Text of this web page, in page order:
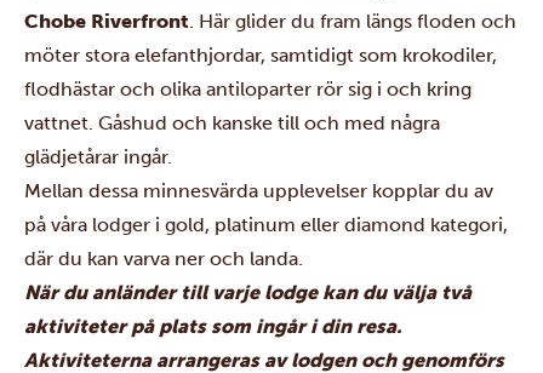
Chobe Riverfront . Här glider du fram längs floden och
möter stora elefanthjordar, samtidigt som krokodiler,
flodhästar och olika antiloparter rör sig i och kring
vattnet. Gåshud och kanske till och med några
glädjetårar ingår.
Mellan dessa minnesvärda upplevelser kopplar du av
på våra lodger i gold, platinum eller diamond kategori,
där du kan varva ner och landa.
När du anländer till varje lodge kan du välja två
aktiviteter på plats som ingår i din resa.
Aktiviteterna arrangeras av lodgen och genomförs